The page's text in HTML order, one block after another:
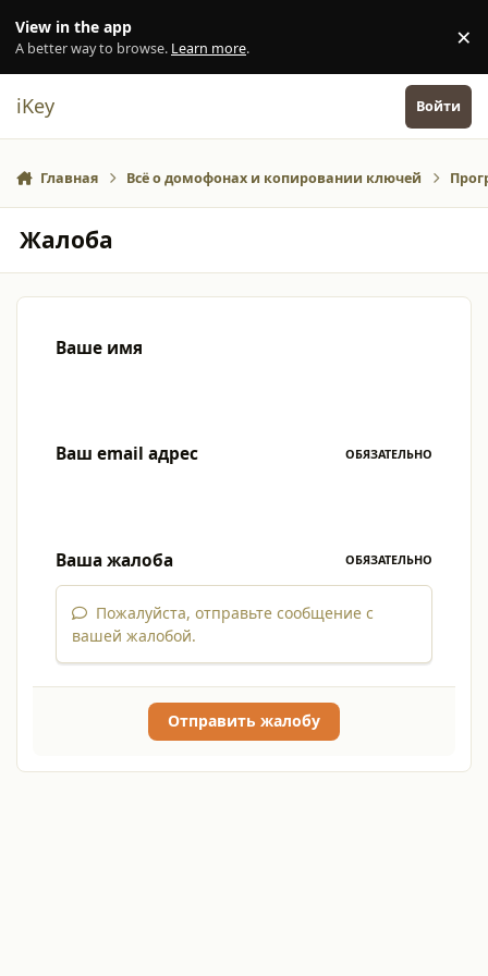
View in the app
A better way to browse. Learn more. ×
iKey Войти
Главная Всё о домофонах и копировании ключей
Жалоба
Ваше имя
Ваш email адрес ОБЯЗАТЕЛЬНО
Ваша жалоба ОБЯЗАТЕЛЬНО
Пожалуйста, отправьте сообщение с
вашей жалобой.
Отправить жалобу